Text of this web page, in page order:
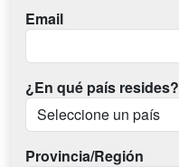
Email
¿En qué país resides?
Provincia/Región